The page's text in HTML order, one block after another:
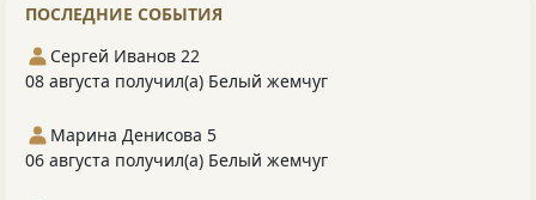
ПОСЛЕДНИЕ СОБЫТИЯ
Сергей Иванов 22
08 августа получил(а) Белый жемчуг
Марина Денисова 5
06 августа получил(а) Белый жемчуг